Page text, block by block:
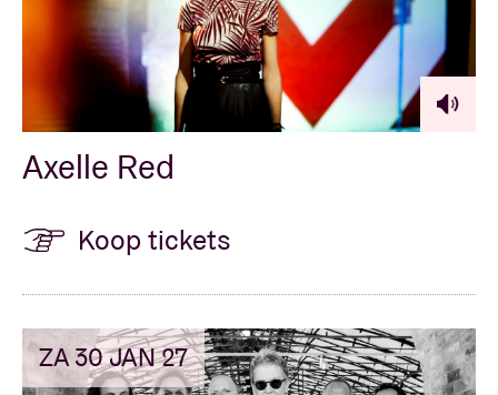
Axelle Red
Koop tickets
ZA 30 JAN 27